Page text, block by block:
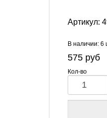
Артикул:
В наличии: 6
575 руб
Кол-во